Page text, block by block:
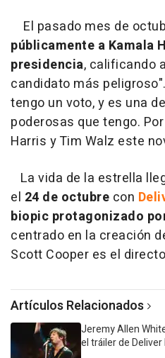
El pasado mes de
públicamente a Kamala
presidencia, calificando
candidato más
tengo un voto, y es una
poderosas que tengo.
Harris y Tim Walz este
La vida de la estrella
el 24 de octubre con
biopic protagonizado
centrado en la creación
Scott Cooper es el
Artículos Relacionados
Jeremy Allen
el tráiler de